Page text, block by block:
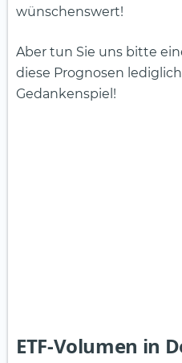
wünschenswert!
Aber tun Sie uns bitte
diese Prognosen
Gedankenspiel!
ETF-Volumen in